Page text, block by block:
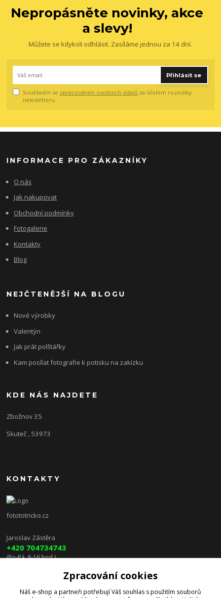
Nepropásněte novinky, akce
a slevy!
Můžete se kdykoli odhlásit. Zasíláme jednou za 14 dní.
Přihlásit se
Souhlasím se zpracováním osobních údajů za účelem rozesílky
newsletteru.
INFORMACE PRO ZÁKAZNÍKY
O nás
Jak nakupovat
Obchodní podmínky
Fotogalerie
Kontakty
Blog
NEJČTENĚJŠÍ NA BLOGU
Nové výrobky
Valentýn
Jak prát polštářky
Kam posílat fotografie k potisku na zakízku
KDE NÁS NAJDETE
Zbožnov 35
Skuteč , 53973
KONTAKTY
fotototricko.cz
Jaroslav Zástěra
+420 704734743
(Po-Pá, 8-16 hod.)
lenkazasterova@centrum.cz
Zpracování cookies
Náš e-shop a partneři potřebují Váš souhlas s použitím souborů